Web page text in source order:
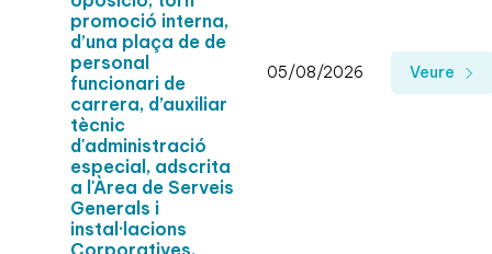
promoció interna,
d’una plaça de de
personal
funcionari de
carrera, d’auxiliar
tècnic
d'administració
especial, adscrita
a l'Àrea de Serveis
Generals i
instal·lacions
05/08/2026 Veure